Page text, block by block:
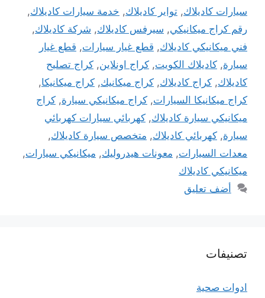
سيارات كاديلاك, تواير كاديلاك, خدمة سيارات كاديلاك,
رقم كراج ميكانيكي, سيرفس كاديلاك, شركة كاديلاك,
فني ميكانيكي كاديلاك, قطع غيار سيارات, قطع غيار
سيارة, كاديلاك الكويت, كراج اونلاين, كراج تصليح
كاديلاك, كراج كاديلاك, كراج ميكانيك, كراج ميكانيكا,
كراج ميكانيكا السيارات, كراج ميكانيكي سيارة, كراج
ميكانيكي سيارة كاديلاك, كهربائي سيارات كهربائي
سيارة, كهربائي كاديلاك, متخصص سيارة كاديلاك,
معدات السيارات, معونات هيدروليك, ميكانيكي سيارات,
ميكانيكي كاديلاك
أضف تعليق
تصنيفات
ادوات صحية